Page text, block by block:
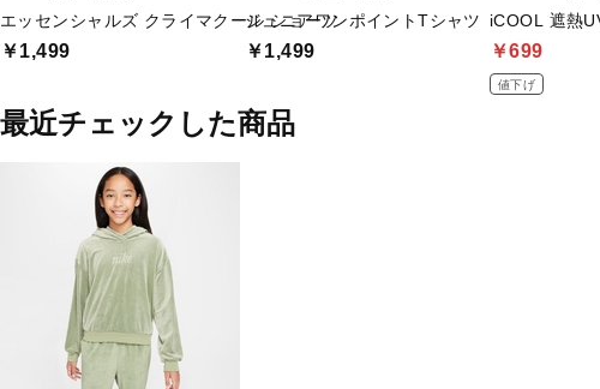
エッセンシャルズ クライマクール ショーツ
￥1,499
ジュニアワンポイントTシャツ
￥1,499
iCOOL 遮熱
￥699
値下げ
最近チェックした商品